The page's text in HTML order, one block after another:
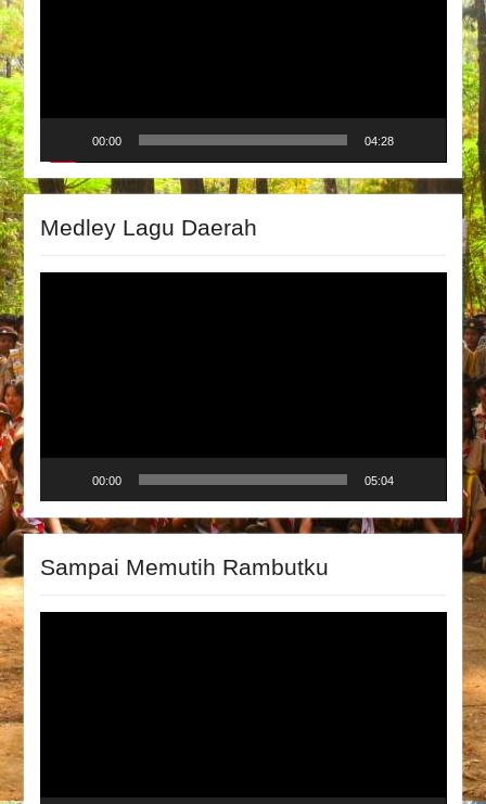
00:00 04:28
Medley Lagu Daerah
00:00 05:04
Sampai Memutih Rambutku